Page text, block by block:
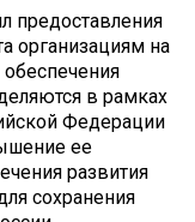
предоставления
организациям на
в рамках
Федерации
ее
развития
сохранения